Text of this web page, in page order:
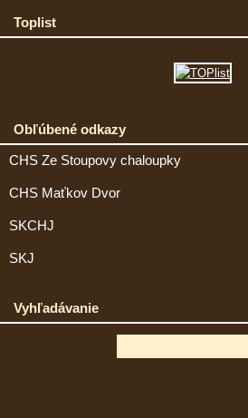
Toplist
Obľúbené odkazy
CHS Ze Stoupovy chaloupky
CHS Maťkov Dvor
SKCHJ
SKJ
Vyhľadávanie